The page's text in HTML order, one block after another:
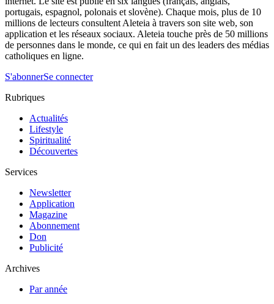
portugais, espagnol, polonais et slovène). Chaque mois, plus de 10
millions de lecteurs consultent Aleteia à travers son site web, son
application et les réseaux sociaux. Aleteia touche près de 50 millions
de personnes dans le monde, ce qui en fait un des leaders des médias
catholiques en ligne.
S'abonnerSe connecter
Rubriques
Actualités
Lifestyle
Spiritualité
Découvertes
Services
Newsletter
Application
Magazine
Abonnement
Don
Publicité
Archives
Par année